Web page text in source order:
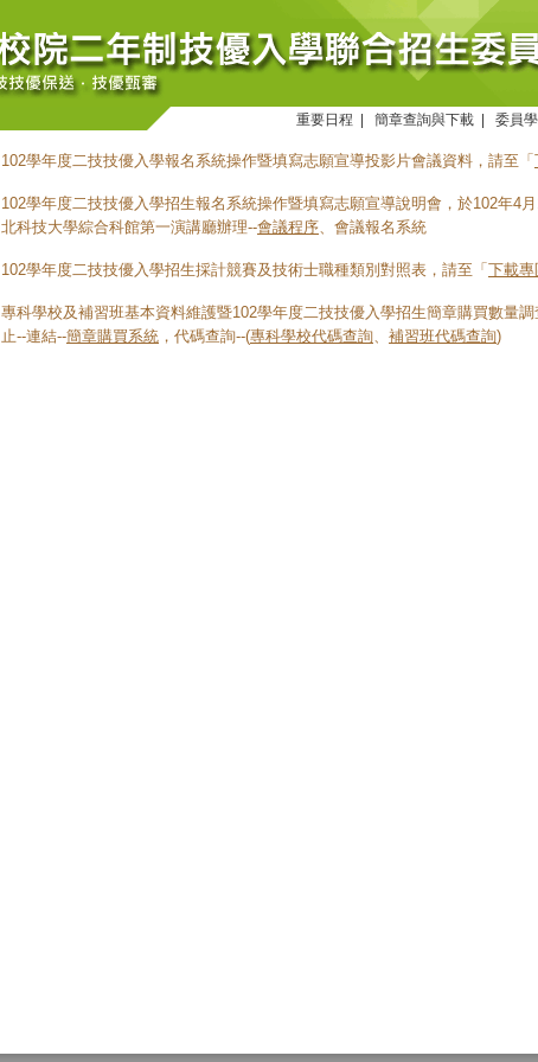
重要日程 簡章查詢與下載 委員
102學年度二技技優入學報名系統操作暨填寫志願宣導投影片會議資料，請至「
102學年度二技技優入學招生報名系統操作暨填寫志願宣導說明會，於102年4
北科技大學綜合科館第一演講廳辦理--會議程序、會議報名系統
102學年度二技技優入學招生採計競賽及技術士職種類別對照表，請至「 下載專
專科學校及補習班基本資料維護暨102學年度二技技優入學招生簡章購買數量調
止--連結--簡章購買系統 ，代碼查詢--(專科學校代碼查詢、 補習班代碼查詢)